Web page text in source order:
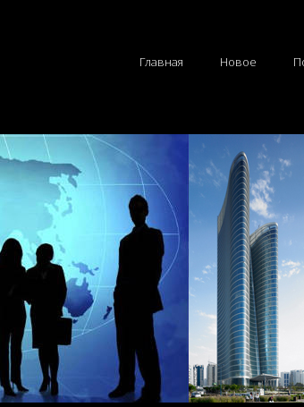
Главная Новое